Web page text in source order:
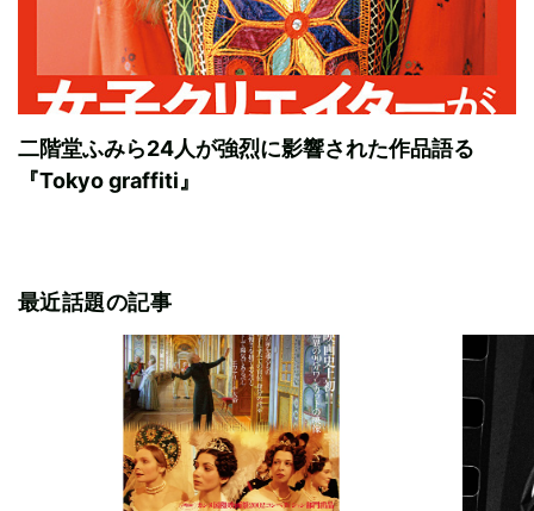
二階堂ふみら24人が強烈に影響された作品語る
『Tokyo graffiti』
最近話題の記事